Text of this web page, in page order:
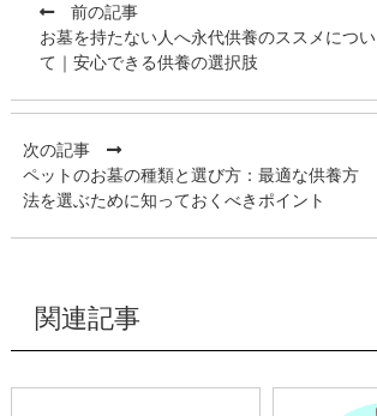
前の記事
お墓を持たない人へ永代供養のススメについ
て｜安心できる供養の選択肢
次の記事
ペットのお墓の種類と選び方：最適な供養方
法を選ぶために知っておくべきポイント
関連記事